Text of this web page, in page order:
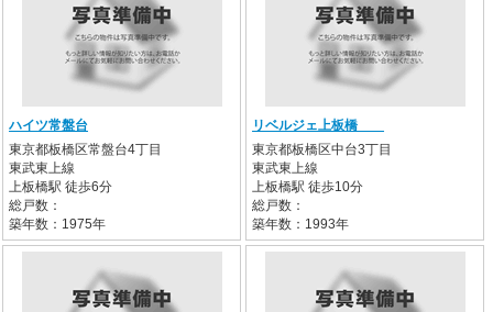
ハイツ常盤台
東京都板橋区常盤台4丁目
東武東上線
上板橋駅 徒歩6分
総戸数：
築年数：1975年
リベルジェ上板橋
東京都板橋区中台3丁目
東武東上線
上板橋駅 徒歩10分
総戸数：
築年数：1993年